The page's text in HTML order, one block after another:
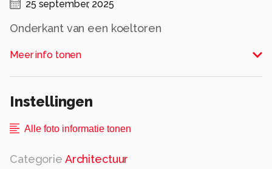
25 september, 2025
Onderkant van een koeltoren
Alle rechten voorbehouden
Meer info tonen
Instellingen
Alle foto informatie tonen
Categorie Architectuur